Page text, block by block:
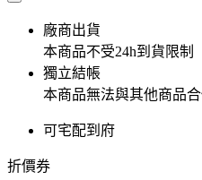
廠商出貨
本商品不受24h到貨限制
獨立結帳
本商品無法與其他商品
可宅配到府
折價券